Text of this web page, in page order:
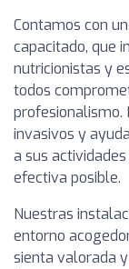
Contamos con un
capacitado, que
nutricionistas y
todos
profesionalismo.
invasivos y
a sus
efectiva posible.
Nuestras
entorno
sienta valorada